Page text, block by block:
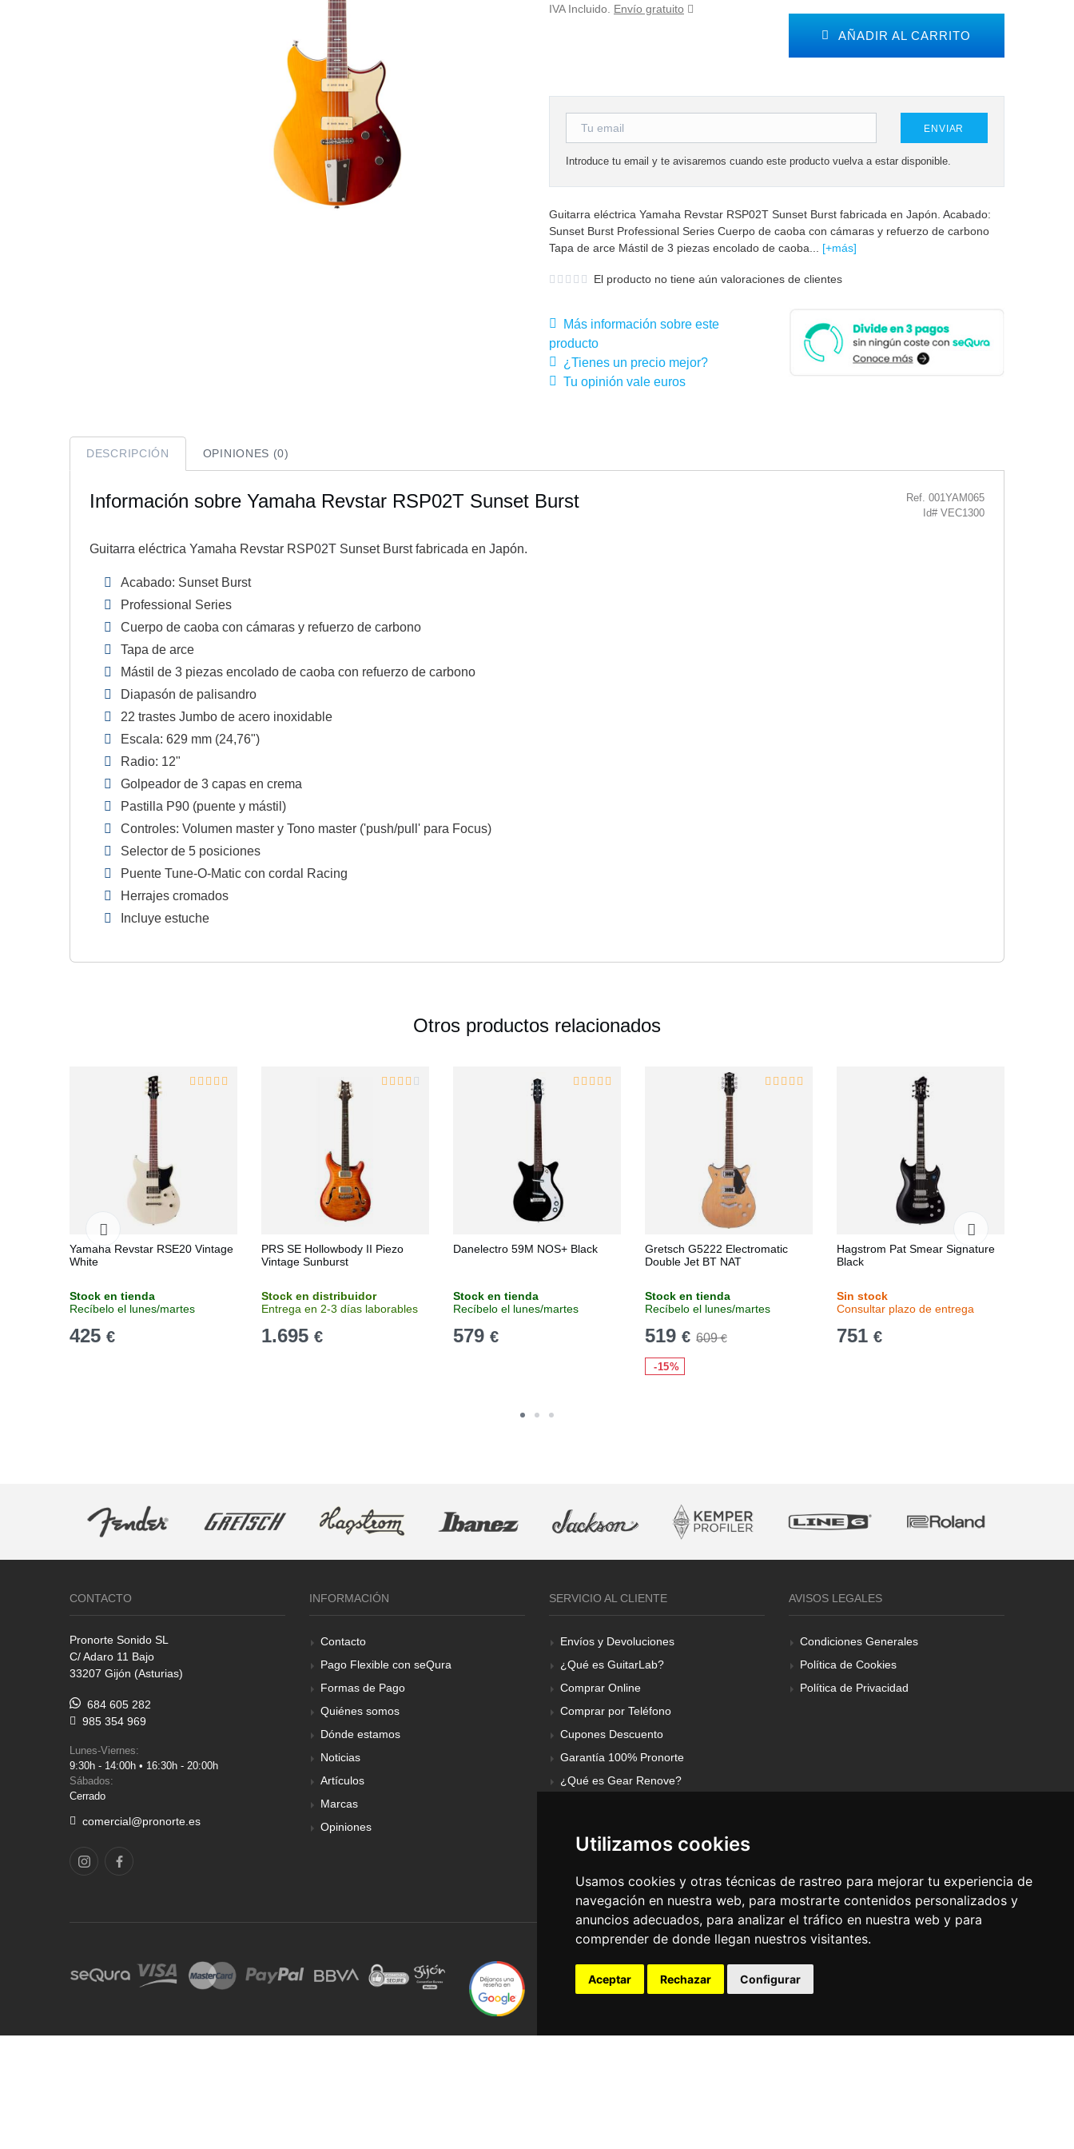
Utilizamos cookies
Usamos cookies y otras técnicas de rastreo para mejorar tu experiencia de
navegación en nuestra web, para mostrarte contenidos personalizados y
anuncios adecuados, para analizar el tráfico en nuestra web y para
comprender de donde llegan nuestros visitantes.
Aceptar Rechazar Configurar
IVA Incluido. Envío gratuito
AÑADIR AL CARRITO
ENVIAR
Introduce tu email y te avisaremos cuando este producto vuelva a estar disponible.
Guitarra eléctrica Yamaha Revstar RSP02T Sunset Burst fabricada en Japón. Acabado:
Sunset Burst Professional Series Cuerpo de caoba con cámaras y refuerzo de carbono
Tapa de arce Mástil de 3 piezas encolado de caoba... [+más]
El producto no tiene aún valoraciones de clientes
Más información sobre este
producto
¿Tienes un precio mejor?
Tu opinión vale euros
DESCRIPCIÓN OPINIONES (0)
Información sobre Yamaha Revstar RSP02T Sunset Burst
Ref. 001YAM065
Id# VEC1300
Guitarra eléctrica Yamaha Revstar RSP02T Sunset Burst fabricada en Japón.
Acabado: Sunset Burst
Professional Series
Cuerpo de caoba con cámaras y refuerzo de carbono
Tapa de arce
Mástil de 3 piezas encolado de caoba con refuerzo de carbono
Diapasón de palisandro
22 trastes Jumbo de acero inoxidable
Escala: 629 mm (24,76")
Radio: 12"
Golpeador de 3 capas en crema
Pastilla P90 (puente y mástil)
Controles: Volumen master y Tono master ('push/pull' para Focus)
Selector de 5 posiciones
Puente Tune-O-Matic con cordal Racing
Herrajes cromados
Incluye estuche
Otros productos relacionados
Yamaha Revstar RSE20 Vintage
White
Stock en tienda
Recíbelo el lunes/martes
425 €
PRS SE Hollowbody II Piezo
Vintage Sunburst
Stock en distribuidor
Entrega en 2-3 días laborables
1.695 €
Danelectro 59M NOS+ Black
Stock en tienda
Recíbelo el lunes/martes
579 €
Gretsch G5222 Electromatic
Double Jet BT NAT
Stock en tienda
Recíbelo el lunes/martes
519 € 609€
-15%
Hagstrom Pat Smear Signature
Black
Sin stock
Consultar plazo de entrega
751 €
CONTACTO
Pronorte Sonido SL
C/ Adaro 11 Bajo
33207 Gijón (Asturias)
684 605 282
985 354 969
Lunes-Viernes:
9:30h - 14:00h • 16:30h - 20:00h
Sábados:
Cerrado
comercial@pronorte.es
INFORMACIÓN
Contacto
Pago Flexible con seQura
Formas de Pago
Quiénes somos
Dónde estamos
Noticias
Artículos
Marcas
Opiniones
SERVICIO AL CLIENTE
Envíos y Devoluciones
¿Qué es GuitarLab?
Comprar Online
Comprar por Teléfono
Cupones Descuento
Garantía 100% Pronorte
¿Qué es Gear Renove?
AVISOS LEGALES
Condiciones Generales
Política de Cookies
Política de Privacidad
© Pronorte Sonido SL. Todos los derechos reservados.